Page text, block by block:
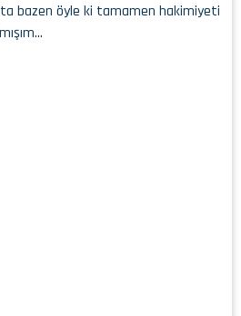
bazen öyle ki tamamen hakimiyeti